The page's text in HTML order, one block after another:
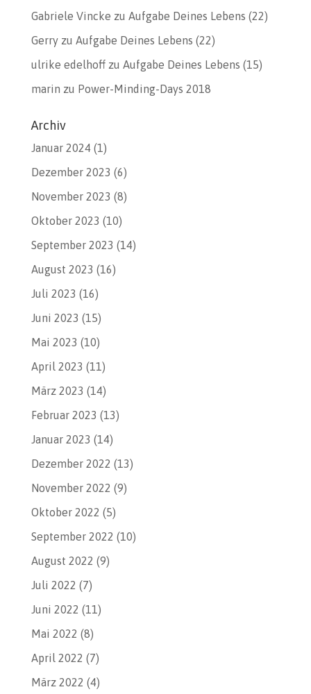
Gabriele Vincke zu Aufgabe Deines Lebens (22)
Gerryzu Aufgabe Deines Lebens (22)
ulrike edelhoffzu Aufgabe Deines Lebens (15)
marin zu Power-Minding-Days 2018
Archiv
Januar 2024(1)
Dezember 2023 (6)
November 2023 (8)
Oktober 2023 (10)
September 2023 (14)
August 2023 (16)
Juli 2023 (16)
Juni 2023 (15)
Mai 2023 (10)
April 2023 (11)
März 2023 (14)
Februar 2023 (13)
Januar 2023 (14)
Dezember 2022 (13)
November 2022 (9)
Oktober 2022 (5)
September 2022 (10)
August 2022 (9)
Juli 2022 (7)
Juni 2022 (11)
Mai 2022 (8)
April 2022 (7)
März 2022 (4)